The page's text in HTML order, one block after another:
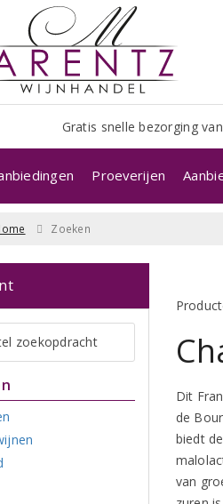
Gratis snelle bezorging
Proeverijen
Zoeken
zoekopdracht
Dit
de
biedt
van